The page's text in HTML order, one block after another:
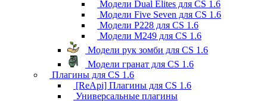
Модели Dual Elites для CS 1.6
Модели Five Seven для CS 1.6
Модели P228 для CS 1.6
Модели M249 для CS 1.6
Модели рук зомби для CS 1.6
Модели гранат для CS 1.6
Плагины для CS 1.6
[ReApi] Плагины для CS 1.6
Универсальные плагины